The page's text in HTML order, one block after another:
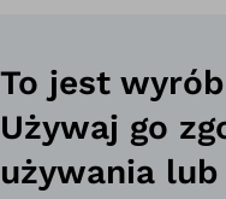
To jest
Używaj go
używania